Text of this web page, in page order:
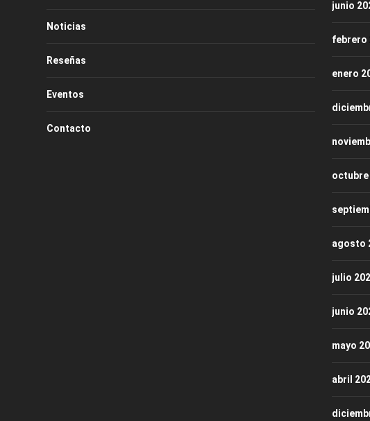
Noticias
Reseñas
Eventos
Contacto
junio
febrero
enero
octubre
agosto
julio
junio
mayo
abril